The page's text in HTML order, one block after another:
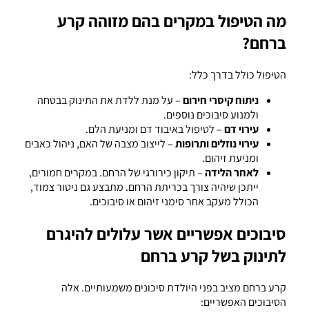
מה הטיפול במקרים בהם מזוהה קרע
ברחם?
הטיפול כולל בדרך כלל:
ניתוח קיסרי חירום– על מנת ללדת את התינוק בבטחה
ולמנוע סיבוכים נוספים.
עירוי דם– לטיפול באיבוד דם ומניעת הלם.
עירוי נוזלים ותרופות– לייצוב מצבה של האם, ניהול כאבים
ומניעת זיהום.
לאחר הלידה– תיקון כירורגי של הרחם. במקרים חמורים,
ייתכן שיהיה צורך בכריתת הרחם. מתבצע גם ניטור צמוד,
הכולל מעקב אחר סימני זיהום או סיבוכים.
סיבוכים אפשריים אשר עלולים להיגרם
לתינוק בשל קרע ברחם
קרע ברחם מציב בפני היולדת סיכונים משמעותיים. אלה
הסיבוכים האפשריים: